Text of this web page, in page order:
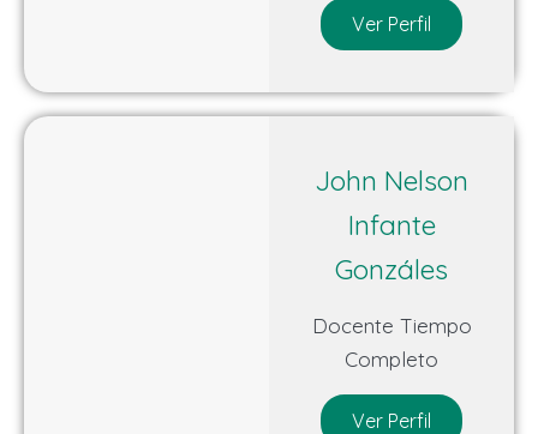
Ver Perfil
John Nelson
Infante
Gonzáles
Docente Tiempo
Completo
Ver Perfil